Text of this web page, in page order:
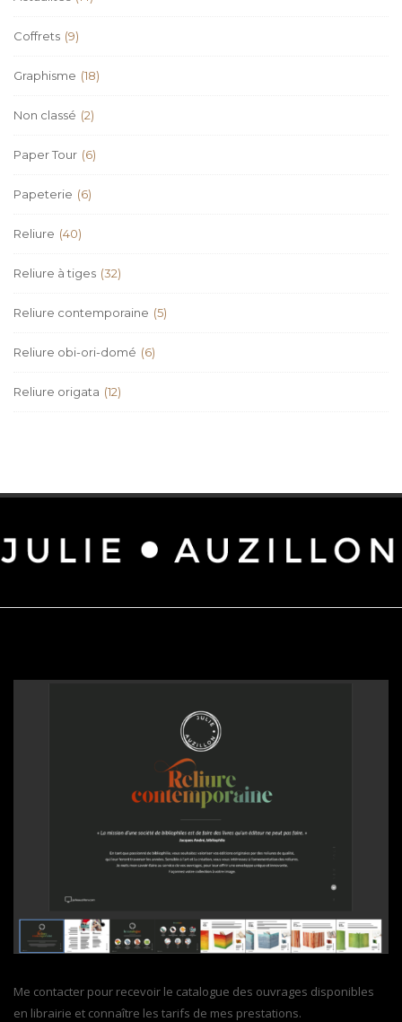
Coffrets (9)
Graphisme (18)
Non classé (2)
Paper Tour (6)
Papeterie (6)
Reliure (40)
Reliure à tiges (32)
Reliure contemporaine (5)
Reliure obi-ori-domé (6)
Reliure origata (12)
Me contacter pour recevoir le catalogue des ouvrages disponibles
en librairie et connaître les tarifs de mes prestations.